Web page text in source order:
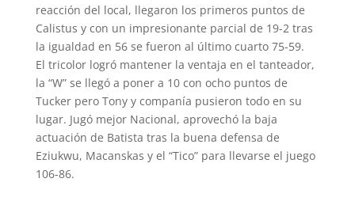
reacción del local, llegaron los primeros puntos de
Calistus y con un impresionante parcial de 19-2 tras
la igualdad en 56 se fueron al último cuarto 75-59.
El tricolor logró mantener la ventaja en el tanteador,
la “W” se llegó a poner a 10 con ocho puntos de
Tucker pero Tony y companía pusieron todo en su
lugar. Jugó mejor Nacional, aprovechó la baja
actuación de Batista tras la buena defensa de
Eziukwu, Macanskas y el “Tico” para llevarse el juego
106-86.